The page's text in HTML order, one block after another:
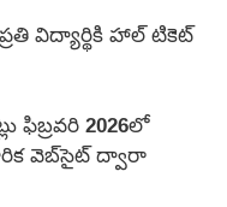
విద్యార్థికి హాల్ టికెట్
ఫిబ్రవరి 2026లో
వెబ్‌సైట్ ద్వారా